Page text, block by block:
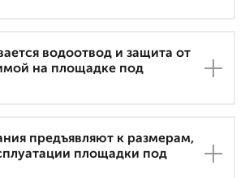
водоотвод и защита от
на площадке под
предъявляют к размерам,
площадки под